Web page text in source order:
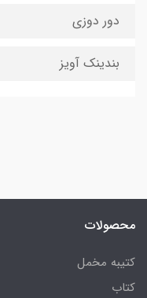
دور دوزی
بندینک آویز
محصولات
کتیبه مخمل
کتاب